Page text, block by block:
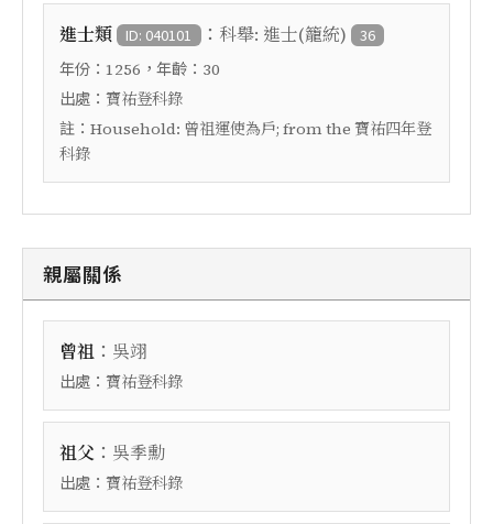
進士類 ID: 040101 ： 科舉: 進士(籠統) 36
年份： 1256 ，年齡： 30
出處： 寶祐登科錄
註： Household: 曾祖運使為戶; from the 寶祐四年登
科錄
親屬關係
曾祖 ： 吳翊
出處： 寶祐登科錄
祖父 ： 吳季勳
出處： 寶祐登科錄